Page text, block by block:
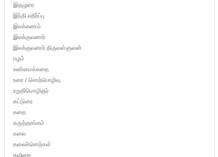
இதழுரை
இந்தி எதிர்ப்பு
இலக்கணம்
இலக்குவனார்
இலக்குவனார் திருவள்ளுவன்
ஈழம்
உண்மைக்கதை
உரை / சொற்பொழிவு
உறுதிமொழிஞர்
கட்டுரை
கதை
கருத்தரங்கம்
கலை
கலைச்சொற்கள்
கவிதை